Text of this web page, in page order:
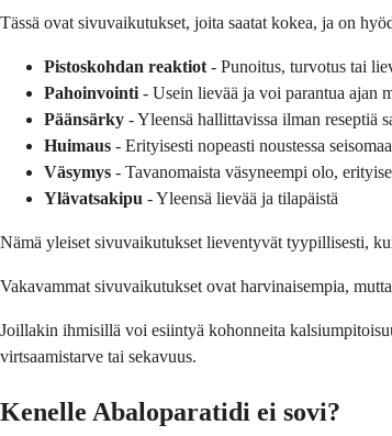
Tässä ovat sivuvaikutukset, joita saatat kokea, ja on
Pistoskohdan reaktiot - Punoitus, turvotus tai
Pahoinvointi - Usein lievää ja voi parantua ajan
Päänsärky - Yleensä hallittavissa ilman reseptiä
Huimaus - Erityisesti nopeasti noustessa
Väsymys - Tavanomaista väsyneempi olo,
Ylävatsakipu - Yleensä lievää ja tilapäistä
Nämä yleiset sivuvaikutukset lieventyvät tyypillisesti,
Vakavammat sivuvaikutukset ovat harvinaisempia,
Joillakin ihmisillä voi esiintyä kohonneita
virtsaamistarve tai sekavuus.
Kenelle Abaloparatidi ei sovi?